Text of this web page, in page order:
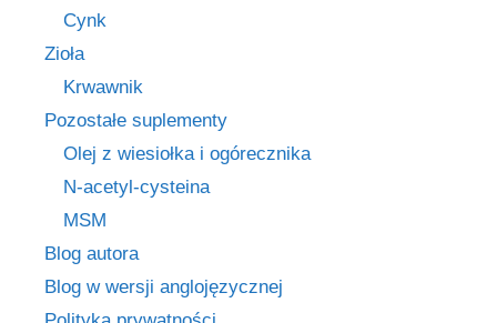
Cynk
Zioła
Krwawnik
Pozostałe suplementy
Olej z wiesiołka i ogórecznika
N-acetyl-cysteina
MSM
Blog autora
Blog w wersji anglojęzycznej